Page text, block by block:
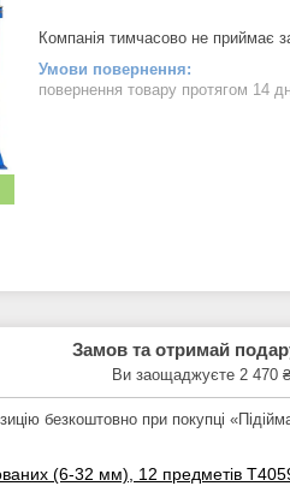
Компанія тимчасово не приймає
повернення товару протягом 14
Замов та отримай
Ви заощаджуєте 2 470 ₴
безкоштовно при покупці
(6-32 мм), 12 предметів